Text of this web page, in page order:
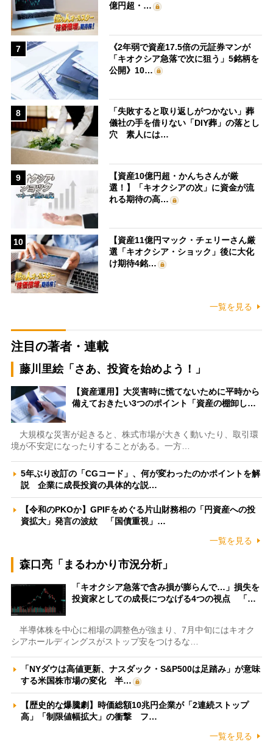
億円超・…
7
《2年弱で資産17.5倍の元証券マンが
「キオクシア急落で次に狙う」5銘柄を
公開》10…
8
「失敗すると取り返しがつかない」葬
儀社の手を借りない「DIY葬」の落とし
穴 素人には…
9
【資産10億円超・かんちさんが厳
選！】「キオクシアの次」に資金が流
れる期待の高…
10
【資産11億円マック・チェリーさん厳
選「キオクシア・ショック」後に大化
け期待4銘…
一覧を見る
注目の著者・連載
藤川里絵「さあ、投資を始めよう！」
【資産運用】大災害時に慌てないために平時から
備えておきたい3つのポイント「資産の棚卸し…
大規模な災害が起きると、株式市場が大きく動いたり、取引環
境が不安定になったりすることがある。一方…
5年ぶり改訂の「CGコード」、何が変わったのかポイントを解
説 企業に成長投資の具体的な説…
【令和のPKOか】GPIFをめぐる片山財務相の「円資産への投
資拡大」発言の波紋 「国債重視」…
一覧を見る
森口亮「まるわかり市況分析」
「キオクシア急落で含み損が膨らんで…」損失を
投資家としての成長につなげる4つの視点 「…
半導体株を中心に相場の調整色が強まり、7月中旬にはキオク
シアホールディングスがストップ安をつけるな…
「NYダウは高値更新、ナスダック・S&P500は足踏み」が意味
する米国株市場の変化 半…
【歴史的な爆騰劇】時価総額10兆円企業が「2連続ストップ
高」「制限値幅拡大」の衝撃 フ…
一覧を見る